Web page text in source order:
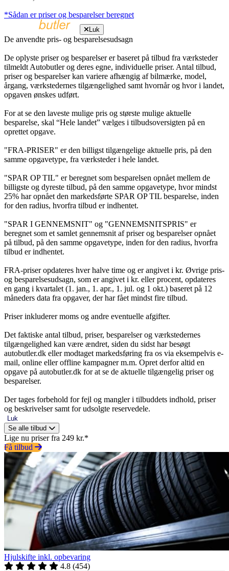
*Sådan er priser og besparelser beregnet
Luk
De anvendte pris- og besparelsesudsagn
De oplyste priser og besparelser er baseret på tilbud fra værksteder
tilmeldt Autobutler og deres egne, individuelle priser. Antal tilbud,
priser og besparelser kan variere afhængig af bilmærke, model,
årgang, værkstedernes tilgængelighed samt hvornår og hvor i landet,
opgaven ønskes udført.
For at se den laveste mulige pris og største mulige aktuelle
besparelse, skal “Hele landet” vælges i tilbudsoversigten på en
oprettet opgave.
"FRA-PRISER" er den billigst tilgængelige aktuelle pris, på den
samme opgavetype, fra værksteder i hele landet.
"SPAR OP TIL" er beregnet som besparelsen opnået mellem de
billigste og dyreste tilbud, på den samme opgavetype, hvor mindst
25% har opnået den markedsførte SPAR OP TIL besparelse, inden
for den radius, hvorfra tilbud er indhentet.
"SPAR I GENNEMSNIT" og "GENNEMSNITSPRIS" er
beregnet som et samlet gennemsnit af priser og besparelser opnået
på tilbud, på den samme opgavetype, inden for den radius, hvorfra
tilbud er indhentet.
FRA-priser opdateres hver halve time og er angivet i kr. Øvrige pris-
og besparelsesudsagn, som er angivet i kr. eller procent, opdateres
en gang i kvartalet (1. jan., 1. apr., 1. jul. og 1 okt.) baseret på 12
måneders data fra opgaver, der har fået mindst fire tilbud.
Priser inkluderer moms og andre eventuelle afgifter.
Det faktiske antal tilbud, priser, besparelser og værkstedernes
tilgængelighed kan være ændret, siden du sidst har besøgt
autobutler.dk eller modtaget markedsføring fra os via eksempelvis e-
mail, online eller offline kampagner m.m. Opret derfor altid en
opgave på autobutler.dk for at se de aktuelle tilgængelig priser og
besparelser.
Der tages forbehold for fejl og mangler i tilbuddets indhold, priser
og beskrivelser samt for udsolgte reservedele.
Luk
Se alle tilbud
Lige nu priser fra 249 kr.*
Få tilbud
Hjulskifte inkl. opbevaring
4.8 (454)